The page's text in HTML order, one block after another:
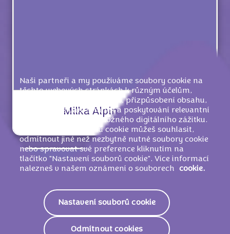
Milka Alpine Milk 25g
Naši partneři a my používáme soubory cookie na
těchto webových stránkách k různým účelům,
včetně usnadnění navigace, přizpůsobení obsahu,
měření používání stránek a poskytování relevantní
reklamy a nejlepšího možného digitálního zážitku.
S používáním souborů cookie můžeš souhlasit,
odmítnout jiné než nezbytně nutné soubory cookie
nebo spravovat své preference kliknutím na
tlačítko "Nastavení souborů cookie". Více informací
nalezneš v našem oznámení o souborech
cookie.
Nastavení souborů cookie
Odmítnout cookies